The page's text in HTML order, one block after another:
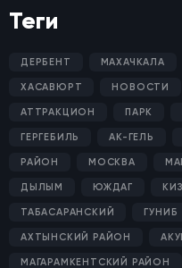
Теги
ДЕРБЕНТ МАХАЧКАЛА
ХАСАВЮРТ НОВОСТИ
АТТРАКЦИОН ПАРК
ГЕРГЕБИЛЬ АК-ГЕЛЬ
РАЙОН МОСКВА
ДЫЛЫМ ЮЖДАГ
ТАБАСАРАНСКИЙ ГУНИБ
АХТЫНСКИЙ РАЙОН
МАГАРАМКЕНТСКИЙ РАЙОН